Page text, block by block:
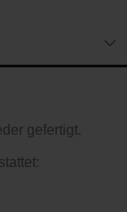
gefertigt.